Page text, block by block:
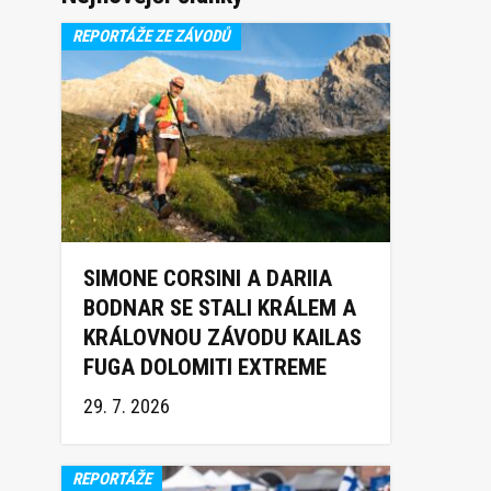
REPORTÁŽE ZE ZÁVODŮ
SIMONE CORSINI A DARIIA
BODNAR SE STALI KRÁLEM A
KRÁLOVNOU ZÁVODU KAILAS
FUGA DOLOMITI EXTREME
TRAIL 2026
29. 7. 2026
REPORTÁŽE